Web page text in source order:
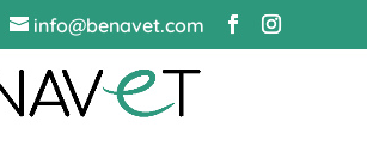
info@benavet.com